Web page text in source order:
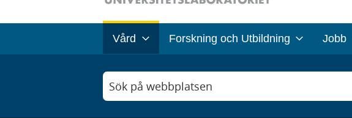
Vård Forskning och Utbildning Jobb
Sök på webbplatsen